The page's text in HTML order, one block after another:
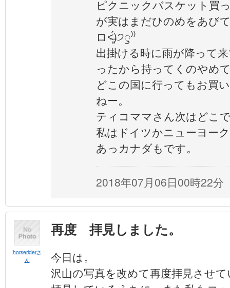
ピクニックバスケット買
が実はまだひのめをあび
ロ˂̶͈́)੭ꠥ⁾⁾
出掛ける時に雨が降って
ったから持ってくのやめ
どこの国に行ってもお買
ねー。
ティコママさん次はどこ
私はドイツかニューヨー
あっカナダもです。
2018年07月06日00時22分
horseriderさ
ん
再度 拝見しました。
今日は。
沢山の写真を改めて再度拝見させ